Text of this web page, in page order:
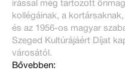
írással még tartozott
kollégáinak, a
és az 1956-os magyar
Szeged Kultúrájáért Díjat
városától.
Bővebben: